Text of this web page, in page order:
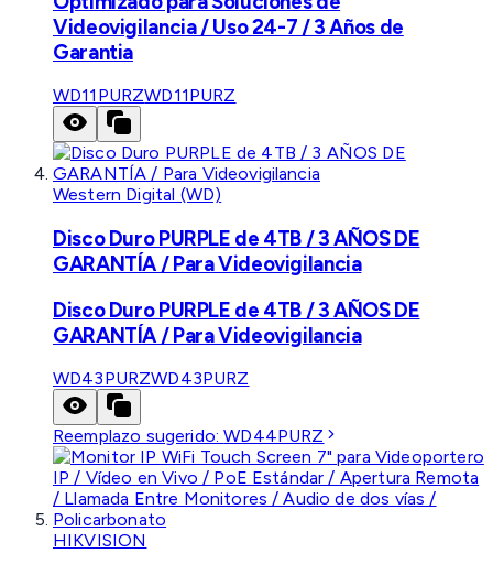
Videovigilancia / Uso 24-7 / 3 Años de
Garantia
WD11PURZWD11PURZ
Western Digital (WD)
Disco Duro PURPLE de 4TB / 3 AÑOS DE
GARANTÍA / Para Videovigilancia
Disco Duro PURPLE de 4TB / 3 AÑOS DE
GARANTÍA / Para Videovigilancia
WD43PURZWD43PURZ
Reemplazo sugerido:WD44PURZ
HIKVISION